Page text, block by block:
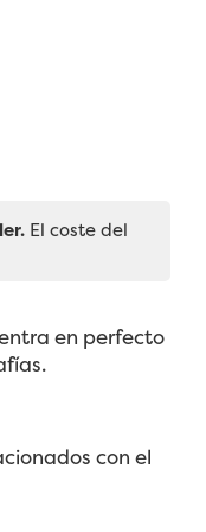
El coste del
en perfecto
con el